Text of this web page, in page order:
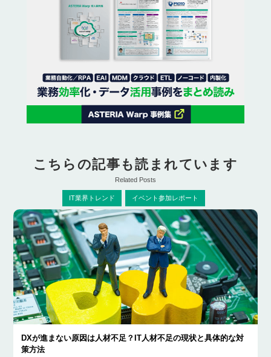
こちらの記事も読まれています
Related Posts
IT業界トレンド イベント参加レポート
DXが進まない原因は人材不足？IT人材不足の現状と具体的な対
策方法